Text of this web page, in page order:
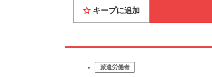
キープに追加
派遣労働者